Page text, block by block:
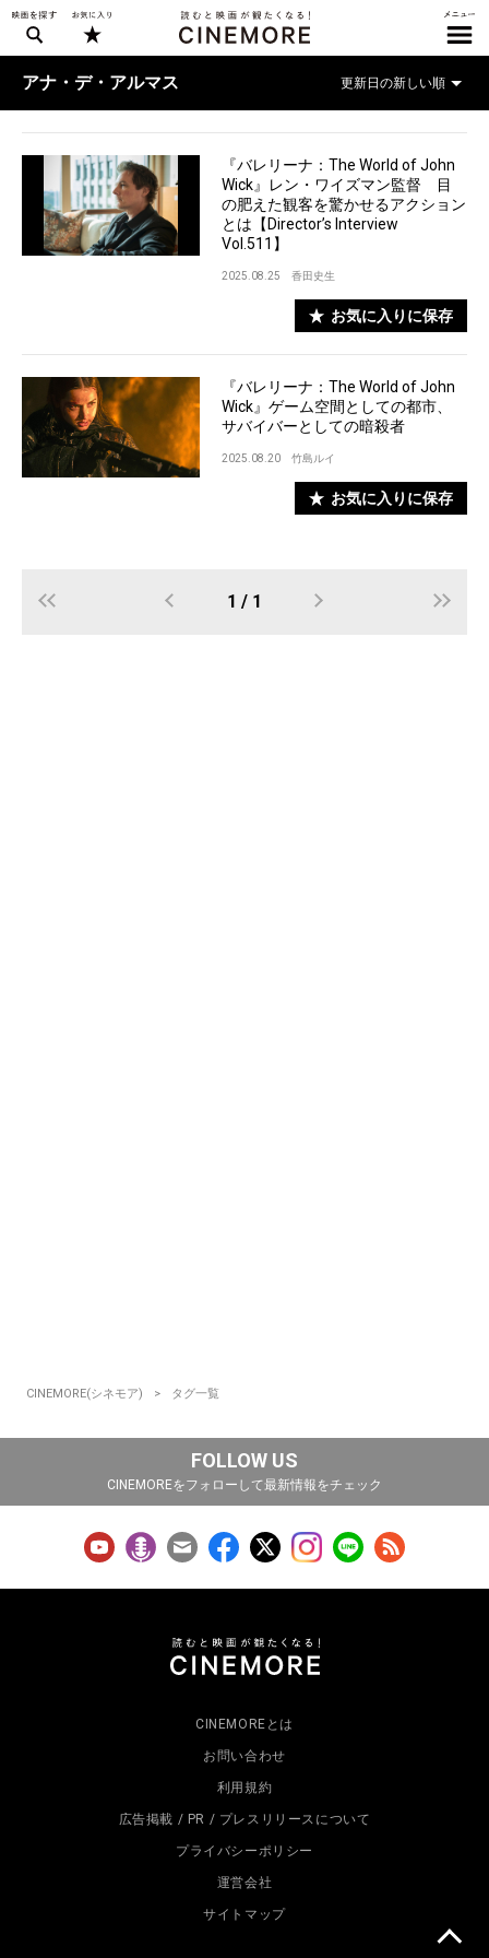
アナ・デ・アルマス
『バレリーナ：The World of John
Wick』レン・ワイズマン監督 目
の肥えた観客を驚かせるアクション
とは【Director’s Interview
Vol.511】
2025.08.25 香田史生
お気に入りに保存
『バレリーナ：The World of John
Wick』ゲーム空間としての都市、
サバイバーとしての暗殺者
2025.08.20 竹島ルイ
お気に入りに保存
1 / 1
CINEMORE(シネモア) タグ一覧
FOLLOW US
CINEMOREをフォローして最新情報をチェック
CINEMOREとは
お問い合わせ
利用規約
広告掲載 / PR / プレスリリースについて
プライバシーポリシー
運営会社
サイトマップ